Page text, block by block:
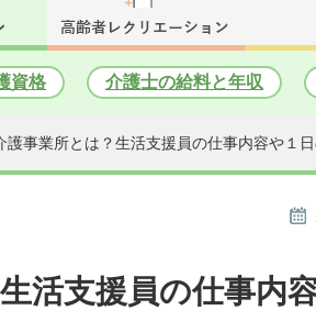
資格 介護士の給料と年収
護事業所とは？生活支援員の仕事内容や１
活支援員の仕事内